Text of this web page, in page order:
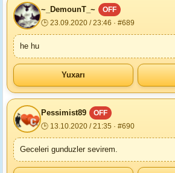
~_DemounT_~
OFF
🕒 23.09.2020 / 23:46 · #689
he hu
Yuxarı
Реssimist89
OFF
🕒 13.10.2020 / 21:35 · #690
Geceleri gunduzler sevirem.